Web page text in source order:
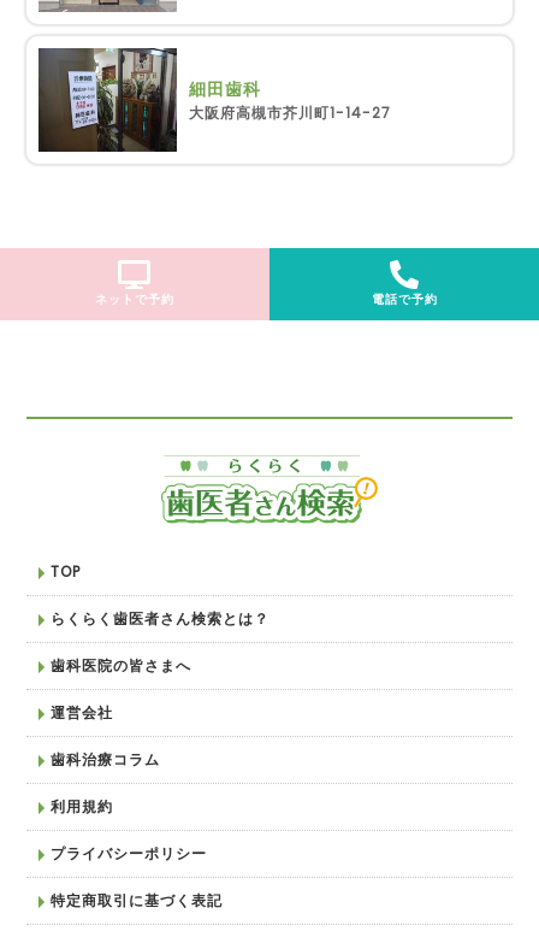
細田歯科
大阪府高槻市芥川町1-14-27
ネットで予約 電話で予約
TOP
らくらく歯医者さん検索とは？
歯科医院の皆さまへ
運営会社
歯科治療コラム
利用規約
プライバシーポリシー
特定商取引に基づく表記